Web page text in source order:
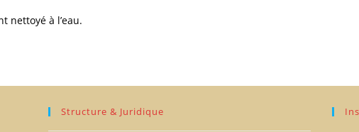
nettoyé à l’eau.
Structure & Juridique